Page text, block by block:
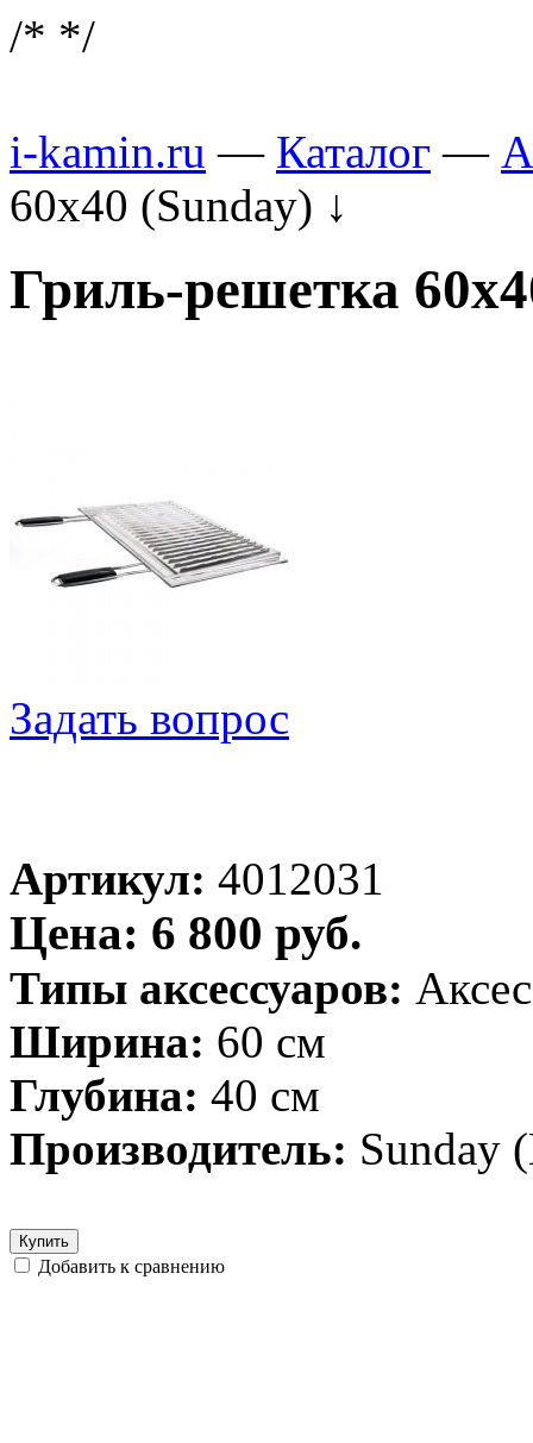
/* */
i-kamin.ru — Каталог —
60х40 (Sunday) ↓
Гриль-решетка
Задать вопрос
Артикул: 4012031
Цена: 6 800 руб.
Типы аксессуаров:
Ширина: 60 см
Глубина: 40 см
Производитель: Sunday
Купить
Добавить к сравнению